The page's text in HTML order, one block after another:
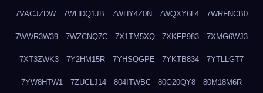
7VACJZDW 7WHDQ1JB 7WHY4Z0N 7WQXY6L4 7WRFNCB0
7WWR3W39 7WZCNQ7C 7X1TM5XQ 7XKFP983 7XMG6WJ3
7XT3ZWK3 7Y2HM15R 7YHSQGPE 7YKTB834 7YTLLGT7
7YW8HTW1 7ZUCLJ14 804ITWBC 80G20QY8 80M18M6R